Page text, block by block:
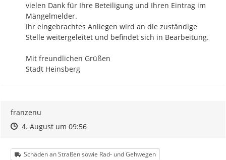
vielen Dank für Ihre Beteiligung und Ihren Eintrag im
Mängelmelder.
Ihr eingebrachtes Anliegen wird an die zuständige
Stelle weitergeleitet und befindet sich in Bearbeitung.
Mit freundlichen Grüßen
Stadt Heinsberg
franzenu
Zeitpunkt des Erstellens
Zeitpunkt des Erstellens
4. August um 09:56Zur Äußerung
Kategorie
Schäden an Straßen sowie Rad- und Gehwegen